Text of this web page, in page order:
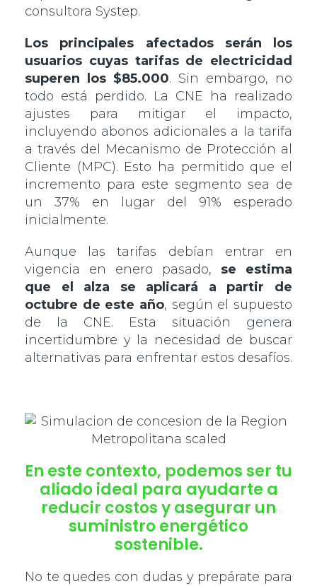
consultora Systep.
Los principales afectados serán los
usuarios cuyas tarifas de electricidad
superen los $85.000. Sin embargo, no
todo está perdido. La CNE ha realizado
ajustes para mitigar el impacto,
incluyendo abonos adicionales a la tarifa
a través del Mecanismo de Protección al
Cliente (MPC). Esto ha permitido que el
incremento para este segmento sea de
un 37% en lugar del 91% esperado
inicialmente.
Aunque las tarifas debían entrar en
vigencia en enero pasado, se estima
que el alza se aplicará a partir de
octubre de este año, según el supuesto
de la CNE. Esta situación genera
incertidumbre y la necesidad de buscar
alternativas para enfrentar estos desafíos.
En este contexto, podemos ser tu
aliado ideal para ayudarte a
reducir costos y asegurar un
suministro energético
sostenible.
No te quedes con dudas y prepárate para